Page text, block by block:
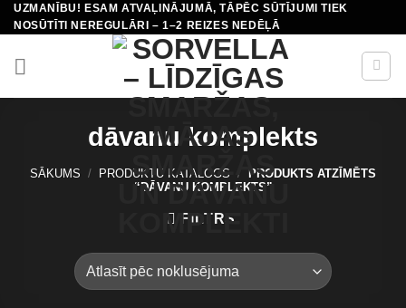
Skip
to
content
UZMANĪBU! ESAM ATVAĻINĀJUMĀ, TĀPĒC SŪTĪJUMI TIEK
NOSŪTĪTI NEREGULĀRI – 1–2 REIZES NEDĒĻĀ
dāvanu komplekts
SĀKUMS / PRODUKTU KATALOGS /
PRODUKTS ATZĪMĒTS
“DĀVANU KOMPLEKTS”
FILTRS